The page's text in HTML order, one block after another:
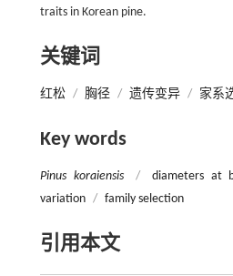
traits in Korean pine.
关键词
红松 / 胸径 / 遗传变异 / 家系
Key words
Pinus koraiensis / diameters at
variation / family selection
引用本文